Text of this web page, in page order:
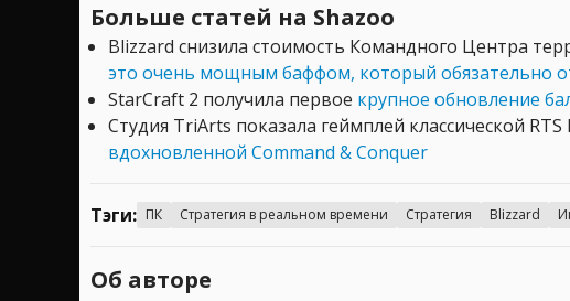
Больше статей на Shazoo
Blizzard снизила стоимость Командного Центра
это очень мощным баффом, который обязательно
StarCraft 2 получила первое крупное обновление
Студия TriArts показала геймплей классической RTS
вдохновленной Command & Conquer
Тэги: ПК Стратегия в реальном времени Стратегия Blizzard
Об авторе